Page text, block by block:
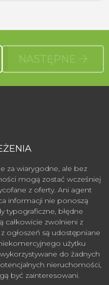
NASTĘPNE
za wiarygodne, ale bez
mogą zostać wcześniej
z oferty. Ani agent
informacji nie ponoszą
typograficzne, błędne
całkowicie zwolnieni z
ogłoszeń są udostępniane
użytku
do żadnych
nieruchomości,
być zainteresowani.